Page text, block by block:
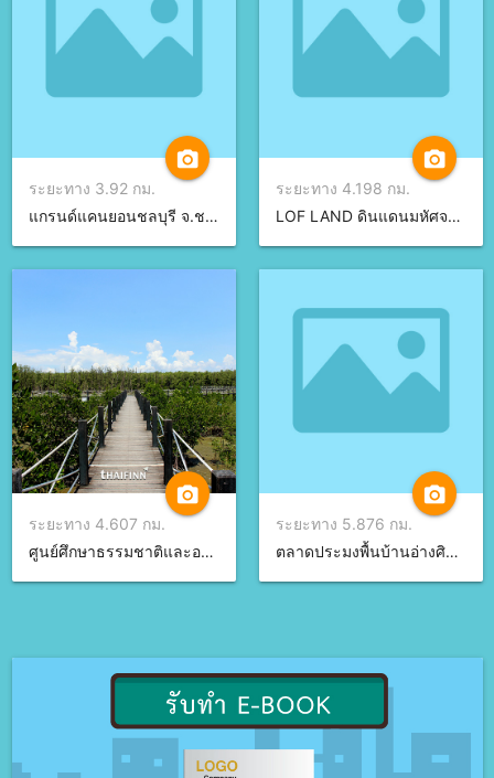
camera_alt
ระยะทาง 3.92 กม.
แกรนด์แคนยอนชลบุรี จ.ชลบุรี
camera_alt
ระยะทาง 4.198 กม.
LOF LAND ดินแดนมหัศจรรย์ จ.ชลบุรี
camera_alt
ระยะทาง 4.607 กม.
ศูนย์ศึกษาธรรมชาติและอนุรักษ์ป่าชายเลน จ.ชลบุรี
camera_alt
ระยะทาง 5.876 กม.
ตลาดประมงพื้นบ้านอ่างศิลา จ.ชลบุรี